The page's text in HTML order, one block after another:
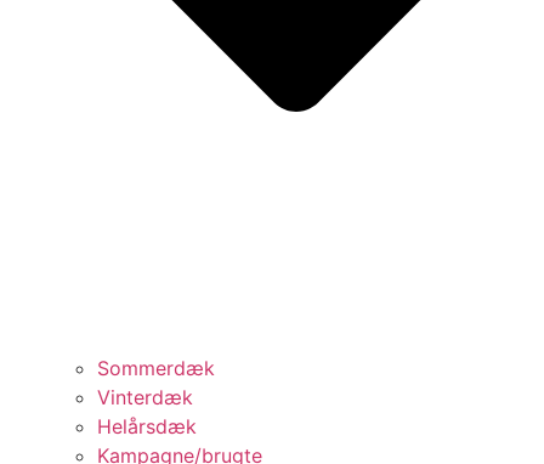
Sommerdæk
Vinterdæk
Helårsdæk
Kampagne/brugte